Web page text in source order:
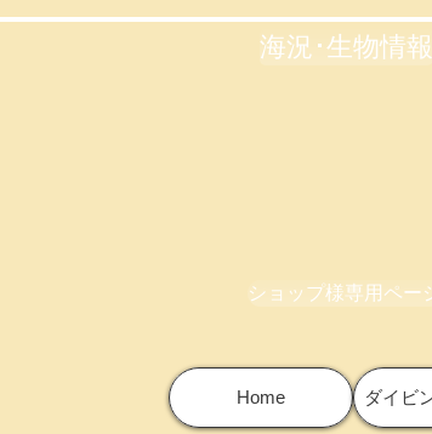
海況･生物情報
ショップ様専用ペー
Home ダイビ